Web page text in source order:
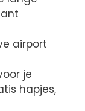
airport
je
hapjes,